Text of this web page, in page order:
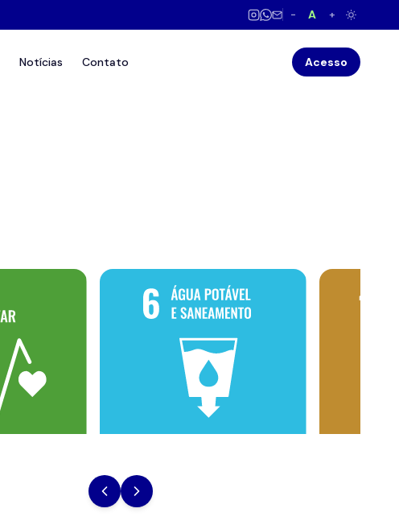
− A +
Notícias Contato Acesso